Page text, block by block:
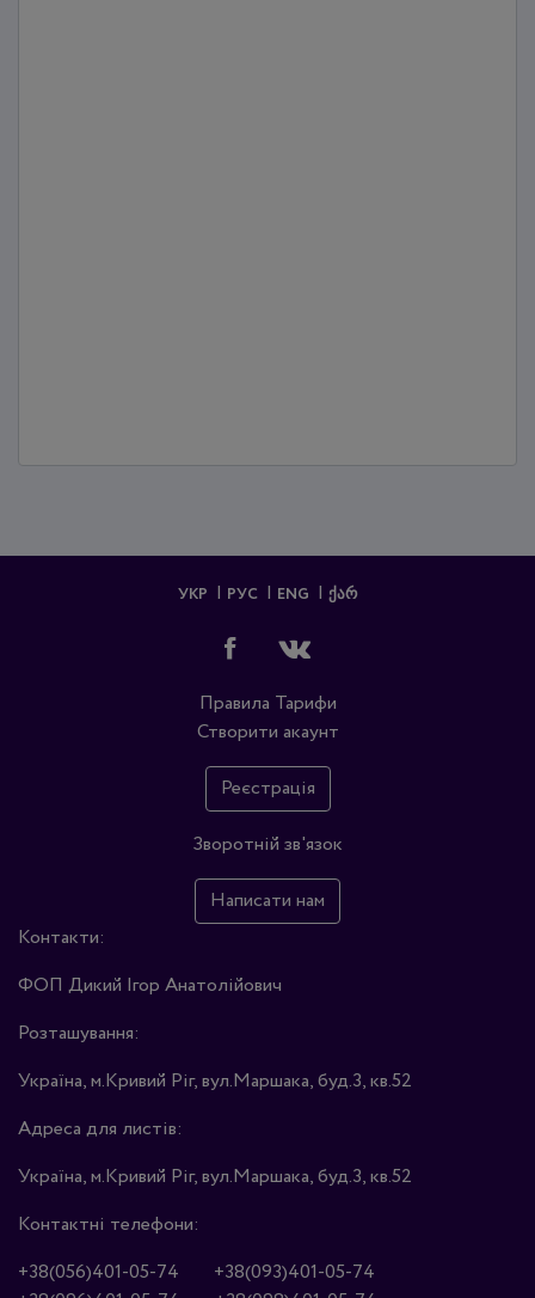
УКР РУС ENG ᲥᲐᲠ
Правила Тарифи
Створити акаунт
Реєстрація
Зворотній зв'язок
Написати нам
Контакти:
ФОП Дикий Ігор Анатолійович
Розташування:
Україна, м.Кривий Ріг, вул.Маршака, буд.3, кв.52
Адреса для листів:
Україна, м.Кривий Ріг, вул.Маршака, буд.3, кв.52
Контактні телефони:
+38(056)401-05-74
+38(093)401-05-74